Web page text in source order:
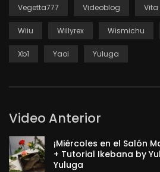
Vegetta777 Videoblog Vita
Wiiu Willyrex Wismichu
Xb1 Yaoi Yuluga
Video Anterior
¡Miércoles en el Salón
+ Tutorial Ikebana by
Yuluga